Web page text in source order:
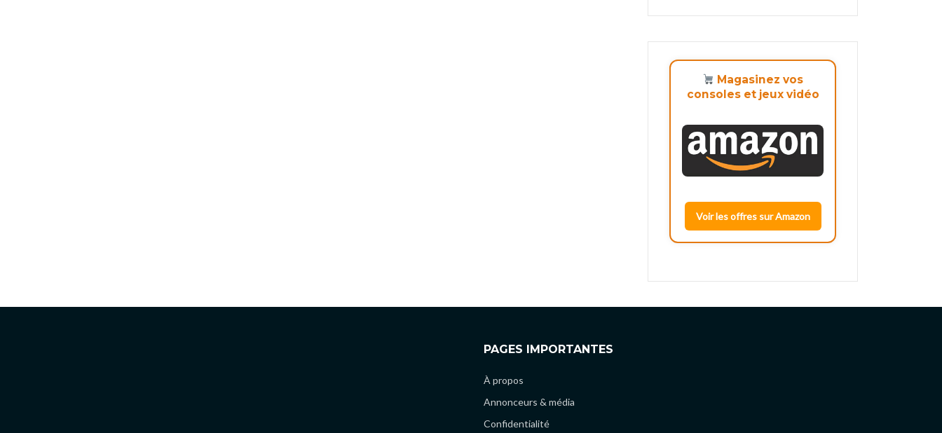
Magasinez vos
consoles et jeux vidéo
Voir les offres sur Amazon
PAGES IMPORTANTES
À propos
Annonceurs & média
Confidentialité